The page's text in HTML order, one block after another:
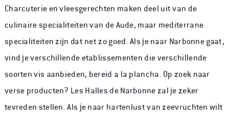
Charcuterie en vleesgerechten maken deel uit van de
culinaire specialiteiten van de Aude, maar mediterrane
specialiteiten zijn dat net zo goed. Als je naar Narbonne gaat,
vind je verschillende etablissementen die verschillende
soorten vis aanbieden, bereid a la plancha. Op zoek naar
verse producten? Les Halles de Narbonne zal je zeker
tevreden stellen. Als je naar hartenlust van zeevruchten wilt